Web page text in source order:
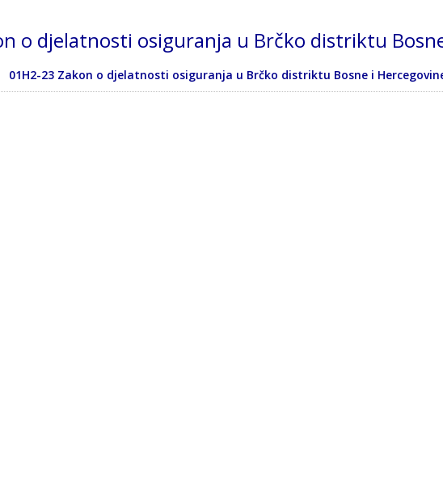
o djelatnosti osiguranja u Brčko distriktu
01H2-23 Zakon o djelatnosti osiguranja u Brčko distriktu Bosne i